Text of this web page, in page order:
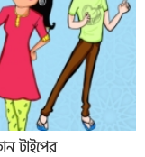
টাইপের